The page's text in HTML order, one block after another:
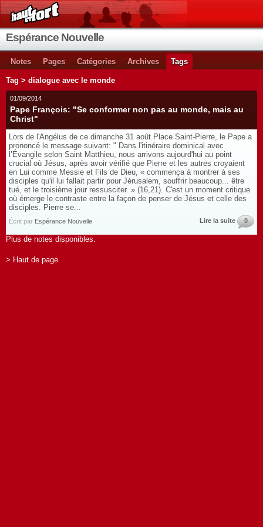
Espérance Nouvelle
Notes Pages Catégories Archives Tags
Tag > dialogue avec le monde
01/09/2014
Pape François: "Se conformer non pas au monde, mais au
Christ"
Lors de l'Angélus de ce dimanche 31 août Place Saint-Pierre, le Pape a
prononcé le message suivant: " Dans l'itinéraire dominical avec
l’Évangile selon Saint Matthieu, nous arrivons aujourd'hui au point
crucial où Jésus, après avoir vérifié que Pierre et les autres croyaient
en Lui comme Messie et Fils de Dieu, « commença à montrer à ses
disciples qu'il lui fallait partir pour Jérusalem, souffrir beaucoup... être
tué, et le troisième jour ressusciter. » (16,21). C'est un moment critique
où émerge le contraste entre la façon de penser de Jésus et celle des
disciples. Pierre se...
Écrit par Espérance Nouvelle Lire la suite 0
Plus de notes disponibles.
> Haut de page